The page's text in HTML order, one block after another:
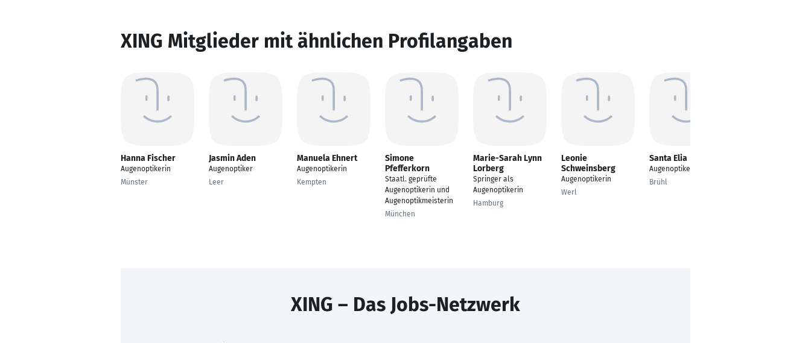
XING Mitglieder mit ähnlichen Profilangaben
Hanna Fischer
Augenoptikerin
Münster
Jasmin Aden
Augenoptiker
Leer
Manuela Ehnert
Augenoptikerin
Kempten
Simone
Pfefferkorn
Staatl. geprüfte
Augenoptikerin und
Augenoptikmeisterin
München
Marie-Sarah Lynn
Lorberg
Springer als
Augenoptikerin
Hamburg
Leonie
Schweinsberg
Augenoptikerin
Werl
Santa Elia
Augenoptikerin
Brühl
XING – Das Jobs-Netzwerk